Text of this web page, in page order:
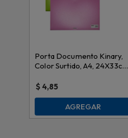
Porta Documento Kinary,
Color Surtido, A4, 24X33cm,
$ 4,85
AGREGAR